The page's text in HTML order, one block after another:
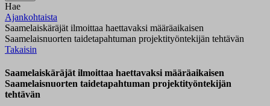
Hae
Ajankohtaista
Saamelaiskäräjät ilmoittaa haettavaksi määräaikaisen
Saamelaisnuorten taidetapahtuman projektityöntekijän tehtävän
Takaisin
Saamelaiskäräjät ilmoittaa haettavaksi määräaikaisen
Saamelaisnuorten taidetapahtuman projektityöntekijän
tehtävän